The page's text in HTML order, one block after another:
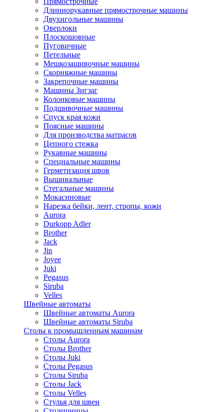
Длиннорукавные прямострочные машины
Двухигольные машины
Оверлоки
Плоскошовные
Пуговичные
Петельные
Мешкозашивочные машины
Скорняжные машины
Закрепочные машины
Машины Зигзаг
Колонковые машины
Подшивочные машины
Спуск края кожи
Поясные машины
Для производства матрасов
Цепного стежка
Рукавные машины
Специальные машины
Герметизация швов
Вышивальные
Стегальные машины
Мокасиновые
Нарезка бейки, лент, стропы, кожи
Aurora
Durkopp Adler
Brother
Jack
Jin
Joyee
Juki
Pegasus
Siruba
Velles
Швейные автоматы
Швейные автоматы Aurora
Швейные автоматы Siruba
Столы к промышленным машинам
Столы Aurora
Столы Brother
Столы Juki
Столы Pegasus
Столы Siruba
Столы Jack
Столы Velles
Стулья для швеи